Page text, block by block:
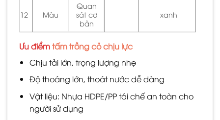
12 Màu
Quan
sát cơ
bản
xanh
Ưu điểmtấm trồng cỏ chịu lực
Chịu tải lớn, trọng lượng nhẹ
Độ thoáng lớn, thoát nước dễ dàng
Vật liệu: Nhựa HDPE/PP tái chế an toàn cho
người sử dụng